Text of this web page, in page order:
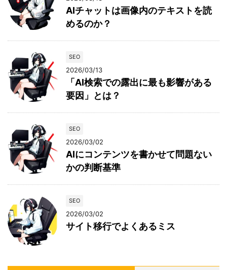
AIチャットは画像内のテキストを読
めるのか？
SEO
2026/03/13
「AI検索での露出に最も影響がある
要因」とは？
SEO
2026/03/02
AIにコンテンツを書かせて問題ない
かの判断基準
SEO
2026/03/02
サイト移行でよくあるミス